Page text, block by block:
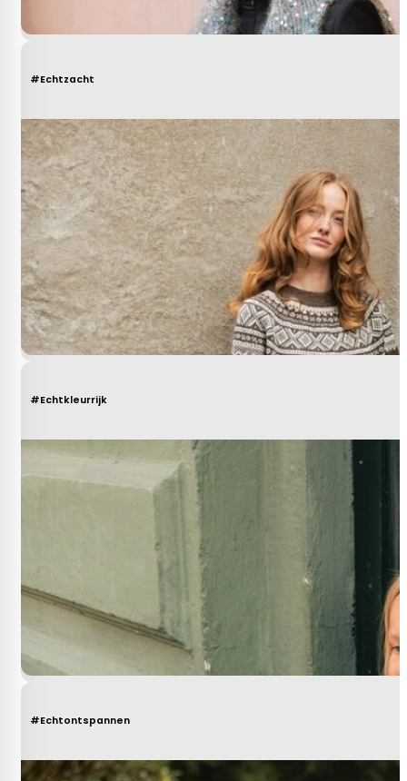
#Echtzacht
#Echtkleurrijk
#Echtontspannen